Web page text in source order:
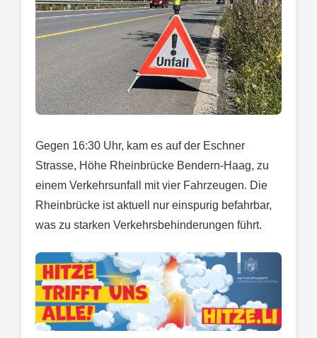
Gegen 16:30 Uhr, kam es auf der Eschner
Strasse, Höhe Rheinbrücke Bendern-Haag, zu
einem Verkehrsunfall mit vier Fahrzeugen. Die
Rheinbrücke ist aktuell nur einspurig befahrbar,
was zu starken Verkehrsbehinderungen führt.